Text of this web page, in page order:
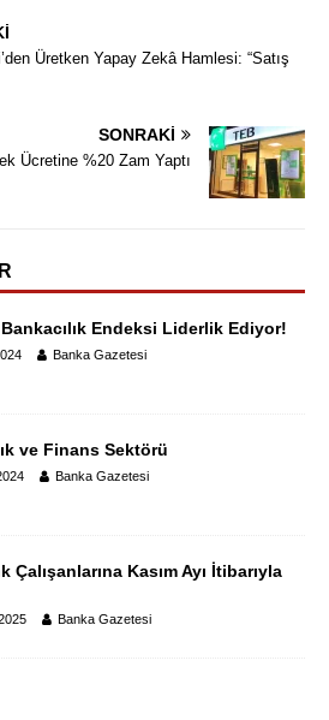
Üretken Yapay Zekâ Hamlesi: “Satış
SONRAKI
Ücretine %20 Zam Yaptı
Endeksi Liderlik Ediyor!
Banka Gazetesi
ve Finans Sektörü
Banka Gazetesi
Çalışanlarına Kasım Ayı İtibarıyla
Banka Gazetesi